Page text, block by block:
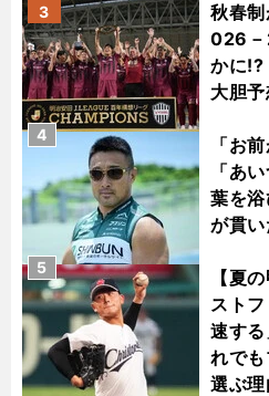
秋春
026－
かに
大胆
3
「お
「あ
葉を
が貫
4
【夏
スト
速す
れで
選ぶ理
5